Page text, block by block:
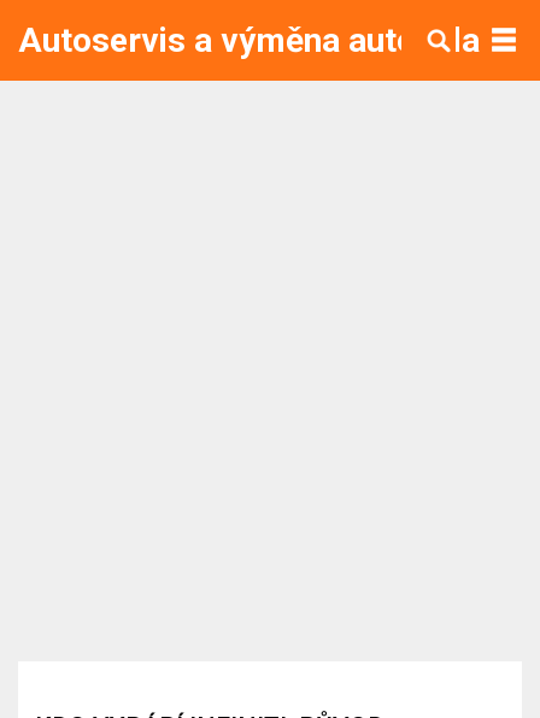
Autoservis a výměna autoskla